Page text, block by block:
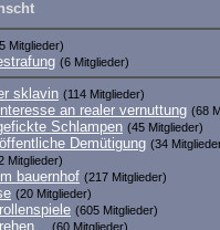
Mitglieder)
(6 Mitglieder)
sklavin (114 Mitglieder)
an realer vernuttung (68
Schlampen (45 Mitglieder)
Demütigung (34
Mitglieder)
bauernhof (217 Mitglieder)
(20 Mitglieder)
(605 Mitglieder)
(60 Mitglieder)